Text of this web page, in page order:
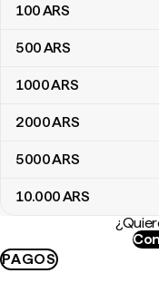
100ARS
500ARS
1000ARS
2000ARS
5000ARS
10.000ARS
PAGOS